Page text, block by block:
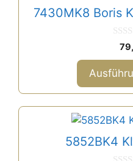
7430MK8 Boris
o
n
5
Produkt
weist
Optionen
5852BK4